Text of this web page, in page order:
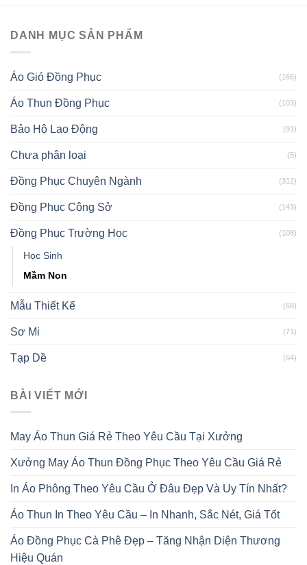
DANH MỤC SẢN PHẨM
Áo Gió Đồng Phục (166)
Áo Thun Đồng Phục (103)
Bảo Hộ Lao Động (91)
Chưa phân loại (5)
Đồng Phục Chuyên Ngành (312)
Đồng Phục Công Sở (143)
Đồng Phục Trường Học (108)
Học Sinh
Mầm Non
Mẫu Thiết Kế (68)
Sơ Mi (71)
Tạp Dề (64)
BÀI VIẾT MỚI
May Áo Thun Giá Rẻ Theo Yêu Cầu Tại Xưởng
Xưởng May Áo Thun Đồng Phục Theo Yêu Cầu Giá Rẻ
In Áo Phông Theo Yêu Cầu Ở Đâu Đẹp Và Uy Tín Nhất?
Áo Thun In Theo Yêu Cầu – In Nhanh, Sắc Nét, Giá Tốt
Áo Đồng Phục Cà Phê Đẹp – Tăng Nhận Diện Thương
Hiệu Quán